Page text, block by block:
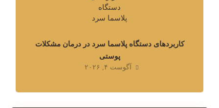
کاربردهای دستگاه پلاسما سرد در درمان مشکلات
پوستی
آگوست ۴, ۲۰۲۶